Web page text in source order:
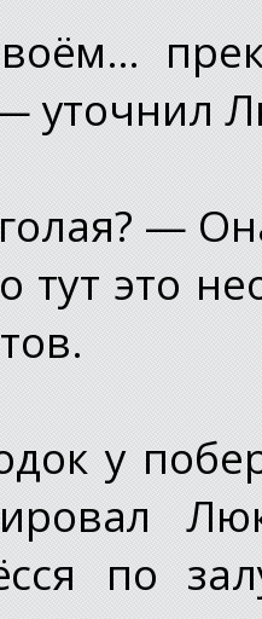
уточнил
—
тут это
у
по